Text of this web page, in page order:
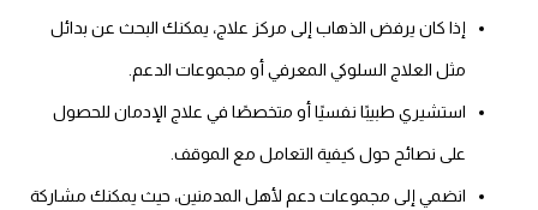
إذا كان يرفض الذهاب إلى مركز علاج، يمكنك البحث عن بدائل
مثل العلاج السلوكي المعرفي أو مجموعات الدعم.
استشيري طبيبًا نفسيًا أو متخصصًا في علاج الإدمان للحصول
على نصائح حول كيفية التعامل مع الموقف.
انضمي إلى مجموعات دعم لأهل المدمنين، حيث يمكنك مشاركة